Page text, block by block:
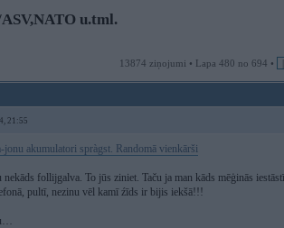
u.tml.
13874 ziņojumi • Lapa 480 no 694 •
21:55
jonu akumulatori spràgst. Randomā vienkārši
nekāds follijgalva. To jūs ziniet. Taču ja man kāds mēģinās
pultī, nezinu vēl kamī źīds ir bijis iekšā!!!